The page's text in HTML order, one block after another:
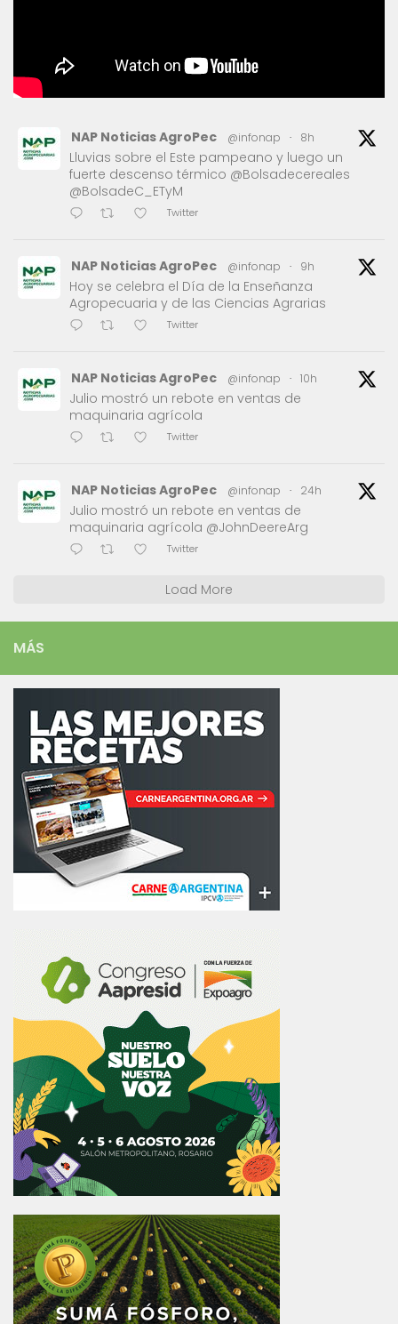
NAP Noticias AgroPec @infonap · 8h
Lluvias sobre el Este pampeano y luego un
fuerte descenso térmico @Bolsadecereales
@BolsadeC_ETyM
Twitter
NAP Noticias AgroPec @infonap · 9h
Hoy se celebra el Día de la Enseñanza
Agropecuaria y de las Ciencias Agrarias
Twitter
NAP Noticias AgroPec @infonap · 10h
Julio mostró un rebote en ventas de
maquinaria agrícola
Twitter
NAP Noticias AgroPec @infonap · 24h
Julio mostró un rebote en ventas de
maquinaria agrícola @JohnDeereArg
Twitter
Load More
MÁS